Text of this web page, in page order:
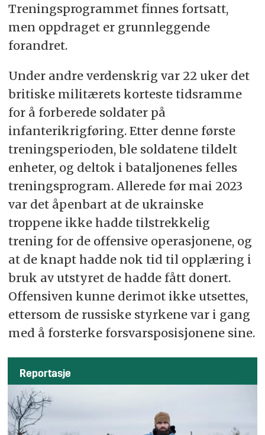
Treningsprogrammet finnes fortsatt,
men oppdraget er grunnleggende
forandret.
Under andre verdenskrig var 22 uker det
britiske militærets korteste tidsramme
for å forberede soldater på
infanterikrigføring. Etter denne første
treningsperioden, ble soldatene tildelt
enheter, og deltok i bataljonenes felles
treningsprogram. Allerede før mai 2023
var det åpenbart at de ukrainske
troppene ikke hadde tilstrekkelig
trening for de offensive operasjonene, og
at de knapt hadde nok tid til opplæring i
bruk av utstyret de hadde fått donert.
Offensiven kunne derimot ikke utsettes,
ettersom de russiske styrkene var i gang
med å forsterke forsvarsposisjonene sine.
Reportasje